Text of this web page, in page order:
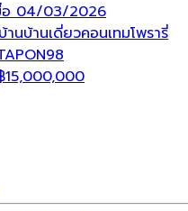
อ 04/03/2026
านบ้านเดี่ยวคอนเทมโพรารี่
15,000,000